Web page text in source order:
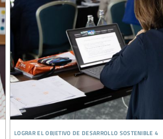
lograr el objetivo de desarrollo sostenible 4